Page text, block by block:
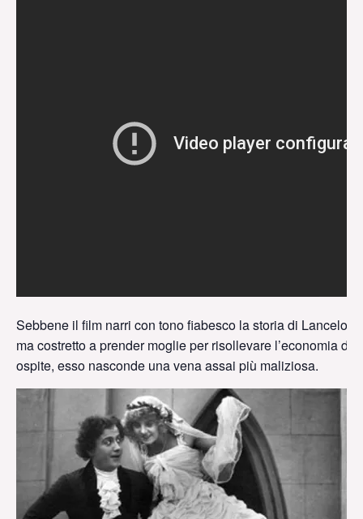
Sebbene il film narri con tono fiabesco la storia di Lancelot,
ma costretto a prender moglie per risollevare l’economia
ospite, esso nasconde una vena assai più maliziosa.